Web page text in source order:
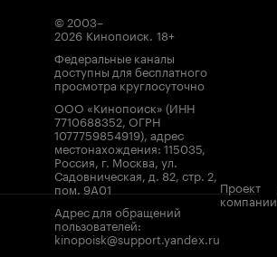
© 2003–
2026 Кинопоиск. 18+
Федеральные каналы
доступны для бесплатного
просмотра круглосуточно
ООО «Кинопоиск» (ИНН
7710688352, ОГРН
1077759854919), адрес
местонахождения: 115035,
Россия, г. Москва, ул.
Садовническая, д. 82, стр. 2,
пом. 9А01
Адрес для обращений
пользователей:
kinopoisk@support.yandex.ru
Проект
компании